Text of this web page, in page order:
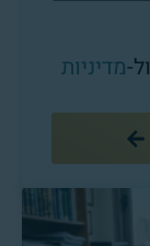
ול-מדיניות